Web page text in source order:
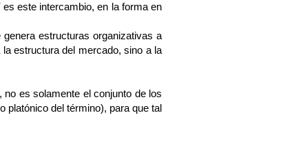
este intercambio, en la forma en
estructuras organizativas a
estructura del mercado, sino a la
es solamente el conjunto de los
platónico del término), para que tal